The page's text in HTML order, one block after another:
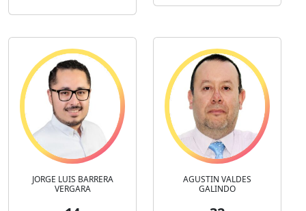
JORGE LUIS BARRERA
VERGARA
AGUSTIN VALDES
GALINDO